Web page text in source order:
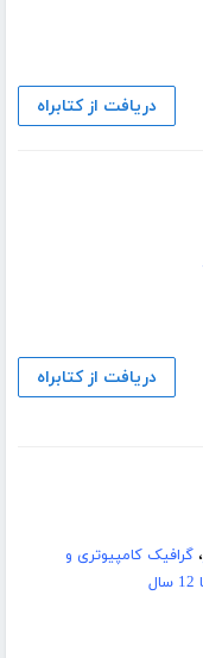
دریافت از کتابراه
دریافت از کتابراه
،گرافیک کامپیوتری و